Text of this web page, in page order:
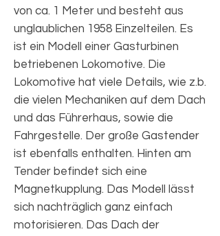
von ca. 1 Meter und besteht aus
unglaublichen 1958 Einzelteilen. Es
ist ein Modell einer Gasturbinen
betriebenen Lokomotive. Die
Lokomotive hat viele Details, wie z.b.
die vielen Mechaniken auf dem Dach
und das Führerhaus, sowie die
Fahrgestelle. Der große Gastender
ist ebenfalls enthalten. Hinten am
Tender befindet sich eine
Magnetkupplung. Das Modell lässt
sich nachträglich ganz einfach
motorisieren. Das Dach der